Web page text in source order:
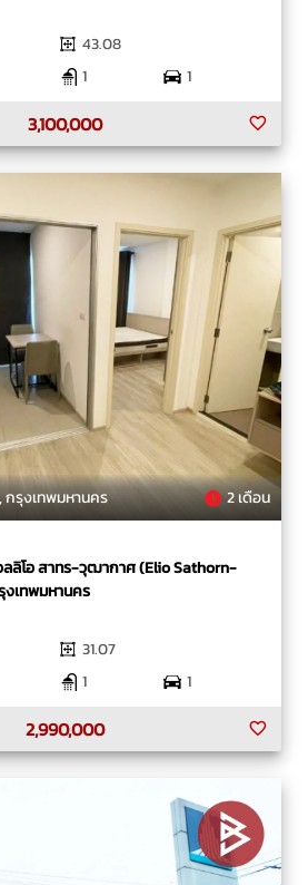
43.08
1
1
3,100,000
รุงเทพมหานคร 2 เดือน
ลลิโอ สาทร-วุฒากาศ (Elio Sathorn-
เทพมหานคร
31.07
1
1
2,990,000